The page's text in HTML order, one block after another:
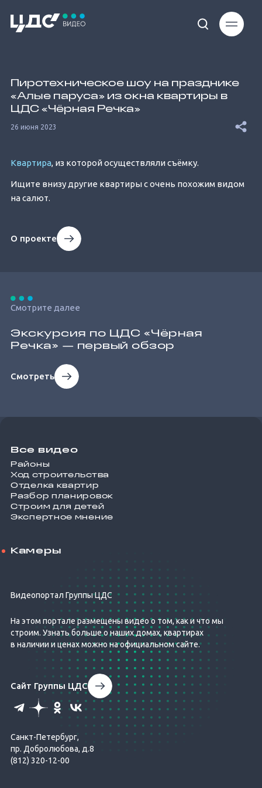
Пиротехническое шоу на празднике
«Алые паруса» из окна квартиры в
ЦДС «Чёрная Речка»
26 июня 2023
Квартира, из которой осуществляли съёмку.
Ищите внизу другие квартиры с очень похожим видом
на салют.
О проекте
Смотрите далее
Экскурсия по ЦДС «Чёрная
Речка» — первый обзор
Смотреть
Все видео
Районы
Ход строительства
Отделка квартир
Разбор планировок
Строим для детей
Экспертное мнение
Камеры
Видеопортал Группы ЦДС
На этом портале размещены видео о том, как и что мы
строим. Узнать больше о наших домах, квартирах
в наличии и ценах можно на официальном сайте.
Сайт Группы ЦДС
Санкт-Петербург,
пр. Добролюбова, д.8
(812) 320-12-00